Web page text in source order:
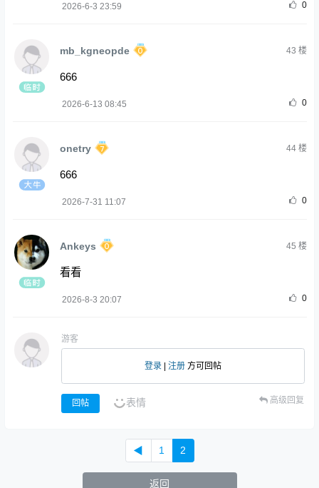
2026-6-3 23:59 0
mb_kgneopde 43 楼
666
2026-6-13 08:45 0
onetry 44楼
666
2026-7-31 11:07 0
Ankeys 45 楼
看看
2026-8-3 20:07 0
游客
登录 注册 方可回帖
回帖 表情 高级回复
◀ 1 2
返回